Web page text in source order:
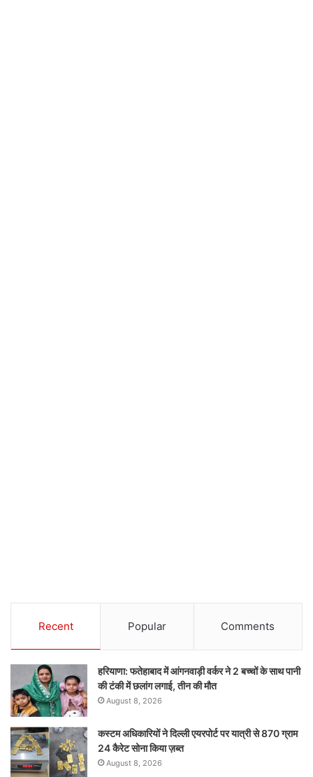
Recent Popular Comments
हरियाणा: फतेहाबाद में आंगनवाड़ी वर्कर ने 2 बच्चों के साथ पानी
की टंकी में छलांग लगाई, तीन की मौत
August 8, 2026
कस्टम अधिकारियों ने दिल्ली एयरपोर्ट पर यात्री से 870 ग्राम
24 कैरेट सोना किया ज़ब्त
August 8, 2026